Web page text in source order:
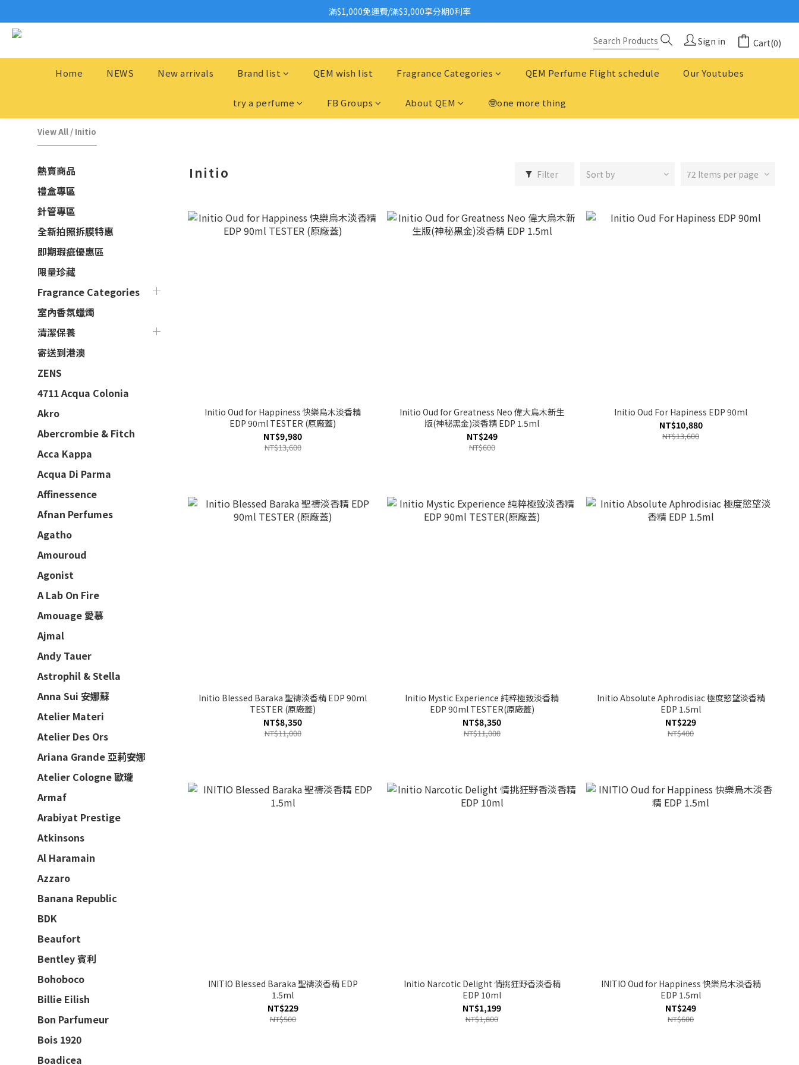
2026美妝小樣、試用品變少？PIF化妝品身分證7月上路！消費者必懂5觀念
滿$1,000免運費/滿$3,000享分期0利率
2026美妝小樣、試用品變少？PIF化妝品身分證7月上路！消費者必懂5觀念
Sign in Cart(0)
Home NEWS New arrivals Brand list QEM wish list Fragrance Categories QEM Perfume Flight schedule Our Youtubes
try a perfume FB Groups About QEM 🤓one more thing
View All / Initio
熱賣商品
禮盒專區
針管專區
全新拍照拆膜特惠
即期瑕疵優惠區
限量珍藏
Fragrance Categories
室內香氛蠟燭
清潔保養
寄送到港澳
ZENS
4711 Acqua Colonia
Akro
Abercrombie & Fitch
Acca Kappa
Acqua Di Parma
Affinessence
Afnan Perfumes
Agatho
Amouroud
Agonist
A Lab On Fire
Amouage 愛慕
Ajmal
Andy Tauer
Astrophil & Stella
Anna Sui 安娜蘇
Atelier Materi
Atelier Des Ors
Ariana Grande 亞莉安娜
Atelier Cologne 歐瓏
Armaf
Arabiyat Prestige
Atkinsons
Al Haramain
Azzaro
Banana Republic
BDK
Beaufort
Bentley 賓利
Bohoboco
Billie Eilish
Bon Parfumeur
Bois 1920
Boadicea
Initio Filter Sort by 72 Items per page
Initio Oud for Happiness 快樂烏木淡香精
EDP 90ml TESTER (原廠蓋)
NT$9,980
NT$13,600
Initio Oud for Greatness Neo 偉大烏木新生
版(神秘黑金)淡香精 EDP 1.5ml
NT$249
NT$600
Initio Oud For Hapiness EDP 90ml
NT$10,880
NT$13,600
Initio Blessed Baraka 聖禱淡香精 EDP 90ml
TESTER (原廠蓋)
NT$8,350
NT$11,000
Initio Mystic Experience 純粹極致淡香精
EDP 90ml TESTER(原廠蓋)
NT$8,350
NT$11,000
Initio Absolute Aphrodisiac 極度慾望淡香精
EDP 1.5ml
NT$229
NT$400
INITIO Blessed Baraka 聖禱淡香精 EDP
1.5ml
NT$229
NT$500
Initio Narcotic Delight 情挑狂野香淡香精
EDP 10ml
NT$1,199
NT$1,800
INITIO Oud for Happiness 快樂烏木淡香精
EDP 1.5ml
NT$249
NT$600